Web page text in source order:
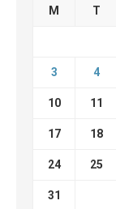
M T
3 4
10 11
17 18
24 25
31